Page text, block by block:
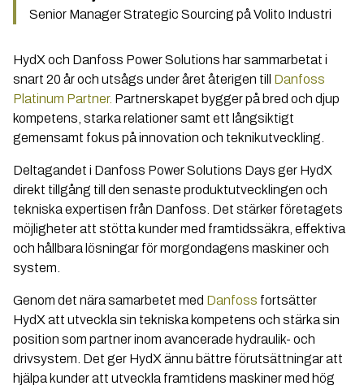
Senior Manager Strategic Sourcing på Volito Industri
HydX och Danfoss Power Solutions har sammarbetat i
snart 20 år och utsågs under året återigen till Danfoss
Platinum Partner. Partnerskapet bygger på bred och djup
kompetens, starka relationer samt ett långsiktigt
gemensamt fokus på innovation och teknikutveckling.
Deltagandet i Danfoss Power Solutions Days ger HydX
direkt tillgång till den senaste produktutvecklingen och
tekniska expertisen från Danfoss. Det stärker företagets
möjligheter att stötta kunder med framtidssäkra, effektiva
och hållbara lösningar för morgondagens maskiner och
system.
Genom det nära samarbetet med Danfoss fortsätter
HydX att utveckla sin tekniska kompetens och stärka sin
position som partner inom avancerade hydraulik- och
drivsystem. Det ger HydX ännu bättre förutsättningar att
hjälpa kunder att utveckla framtidens maskiner med hög